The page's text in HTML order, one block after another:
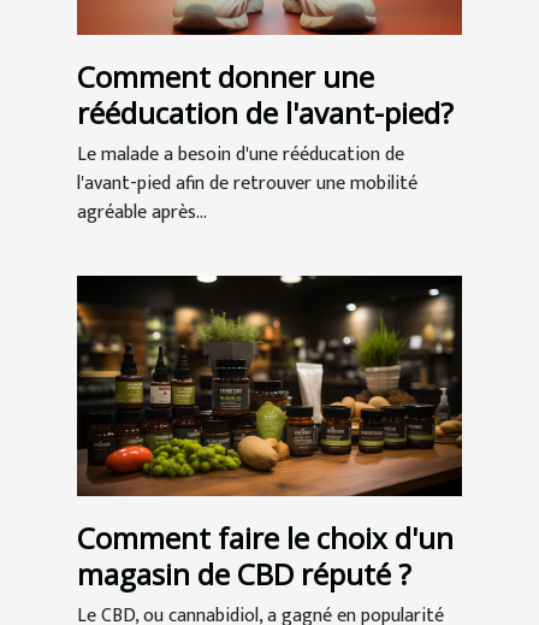
Comment donner une
rééducation de l'avant-pied?
Le malade a besoin d'une rééducation de
l'avant-pied afin de retrouver une mobilité
agréable après...
Comment faire le choix d'un
magasin de CBD réputé ?
Le CBD, ou cannabidiol, a gagné en popularité